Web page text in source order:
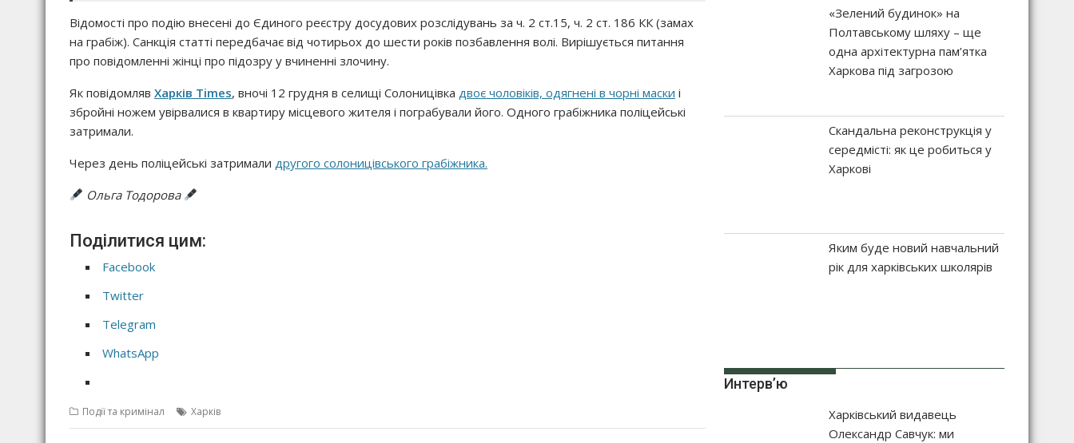
Відомості про подію внесені до Єдиного реєстру досудових розслідувань за ч. 2 ст.15, ч. 2 ст. 186 КК (замах
на грабіж). Санкція статті передбачає від чотирьох до шести років позбавлення волі. Вирішується питання
про повідомленні жінці про підозру у вчиненні злочину.
Як повідомляв Харків Times, вночі 12 грудня в селищі Солоницівка двоє чоловіків, одягнені в чорні маски і
збройні ножем увірвалися в квартиру місцевого жителя і пограбували його. Одного грабіжника поліцейські
затримали.
Через день поліцейські затримали другого солоницівського грабіжника.
Ольга Тодорова
Поділитися цим:
Facebook
Twitter
Telegram
WhatsApp
Події та кримінал Харків
«Зелений будинок» на
Полтавському шляху – ще
одна архітектурна пам’ятка
Харкова під загрозою
Скандальна реконструкція у
середмісті: як це робиться у
Харкові
Яким буде новий навчальний
рік для харківських школярів
Интерв’ю
Харківський видавець
Олександр Савчук: ми